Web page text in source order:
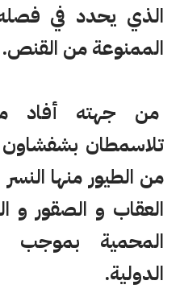
الذي يحدد في فصله
الممنوعة من القنص.
من جهته أفاد
من الطيور منها
العقاب و الصقور و
المحمية بموجب
الدولية.